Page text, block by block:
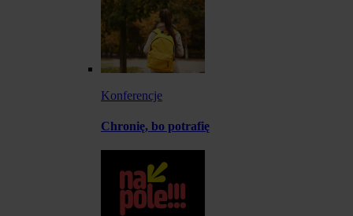
Konferencje
Chronię, bo potrafię